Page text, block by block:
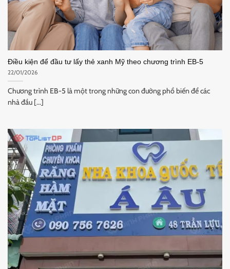
Điều kiện để đầu tư lấy thẻ xanh Mỹ theo chương trình EB-5
22/01/2026
Chương trình EB-5 là một trong những con đường phổ biến để các
nhà đầu [...]